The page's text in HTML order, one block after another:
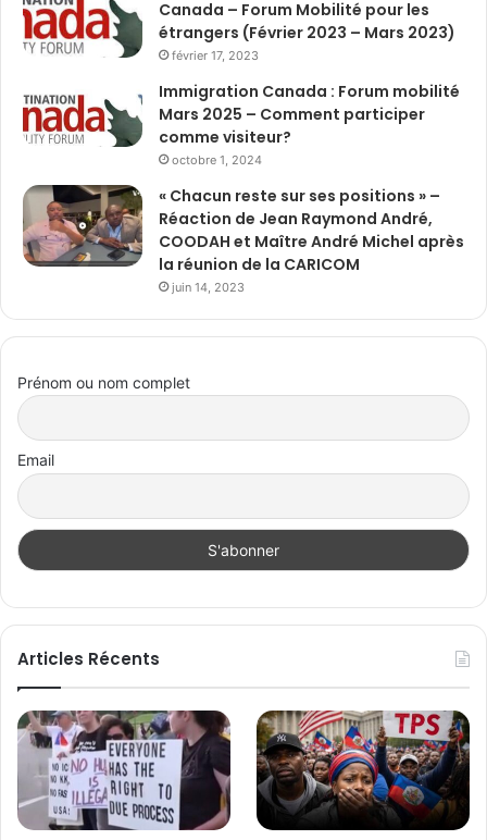
Canada – Forum Mobilité pour les
étrangers (Février 2023 – Mars 2023)
février 17, 2023
Immigration Canada : Forum mobilité
Mars 2025 – Comment participer
comme visiteur?
octobre 1, 2024
« Chacun reste sur ses positions » –
Réaction de Jean Raymond André,
COODAH et Maître André Michel après
la réunion de la CARICOM
juin 14, 2023
Prénom ou nom complet
Email
Articles Récents